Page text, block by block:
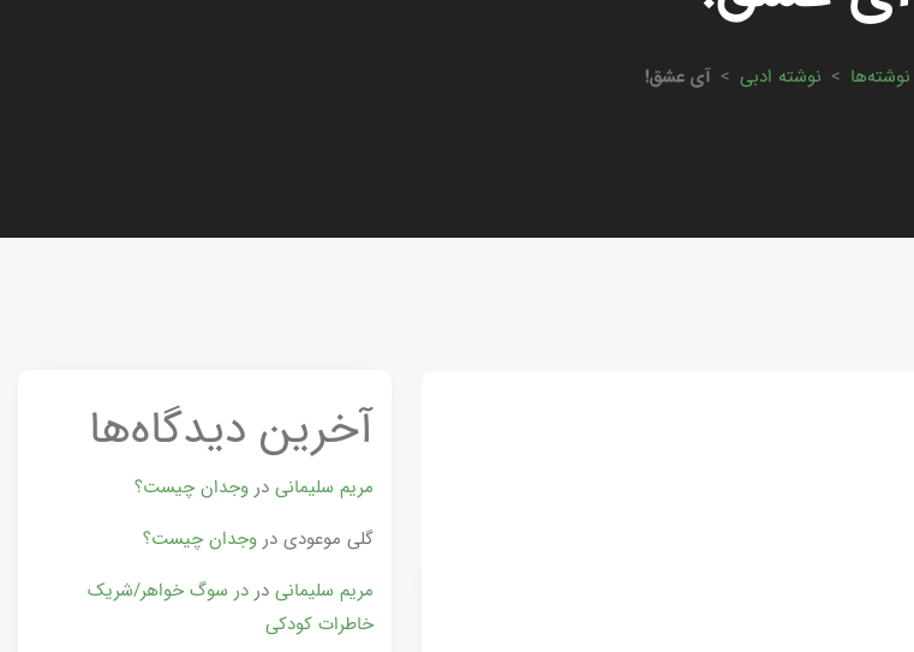
نوشته‌ها > نوشته ادبی > آی عشق!
آخرین دیدگاه‌ها
مریم سلیمانی دروجدان چیست؟
گلی موعودی دروجدان چیست؟
مریم سلیمانی دردر سوگ خواهر/شریک
خاطرات کودکی